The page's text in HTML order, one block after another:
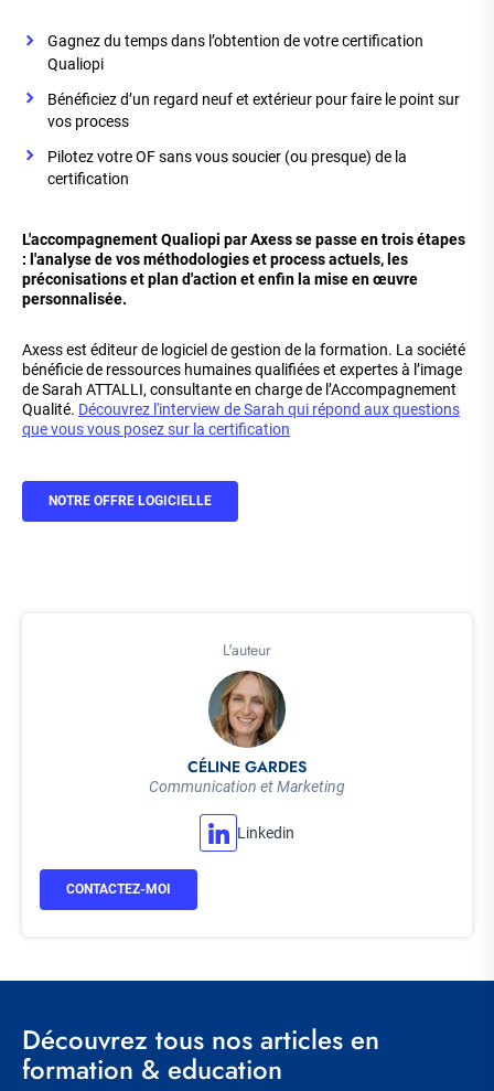
L'auteur
CÉLINE GARDES
Communication et Marketing
Linkedin
CONTACTEZ-MOI
Gagnez du temps dans l’obtention de votre certification
Qualiopi
Bénéficiez d’un regard neuf et extérieur pour faire le point sur
vos process
Pilotez votre OF sans vous soucier (ou presque) de la
certification
L'accompagnement Qualiopi par Axess se passe en trois étapes
: l'analyse de vos méthodologies et process actuels, les
préconisations et plan d'action et enfin la mise en œuvre
personnalisée.
Axess est éditeur de logiciel de gestion de la formation. La société
bénéficie de ressources humaines qualifiées et expertes à l’image
de Sarah ATTALLI, consultante en charge de l’Accompagnement
Qualité. Découvrez l'interview de Sarah qui répond aux questions
que vous vous posez sur la certification
NOTRE OFFRE LOGICIELLE
Découvrez tous nos articles en
formation & education